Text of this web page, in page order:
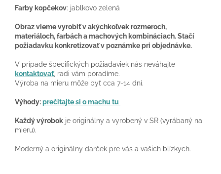
Farby kopčekov: jablkovo zelená
Obraz vieme vyrobiť v akýchkoľvek rozmeroch,
materiáloch, farbách a machových kombináciach. Stačí
požiadavku konkretizovať v poznámke pri objednávke.
V prípade špecifických požiadaviek nás neváhajte
kontaktovať, radi vám poradíme.
Výroba na mieru môže byť cca 7-14 dní.
Výhody:prečitajte si o machu tu
Každý výrobok je originálny a vyrobený v SR (vyrábaný na
mieru).
Moderný a originálny darček pre vás a vašich blízkych.